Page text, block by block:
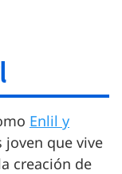
Enlil y
joven que vive
creación de